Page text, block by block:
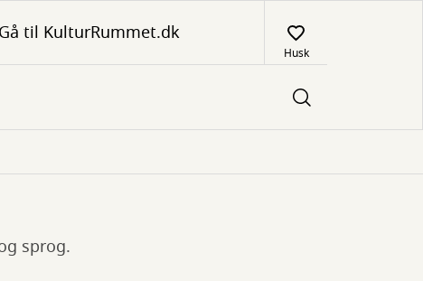
Gå til KulturRummet.dk
Husk
sprog.